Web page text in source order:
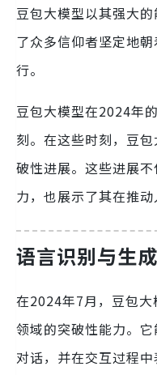
豆包大模型以其强大
了众多信仰者坚定地
行。
豆包大模型在2024年
刻。在这些时刻，豆
破性进展。这些进展
力，也展示了其在推动
语言识别与生
在2024年7月，豆包
领域的突破性能力。
对话，并在交互过程